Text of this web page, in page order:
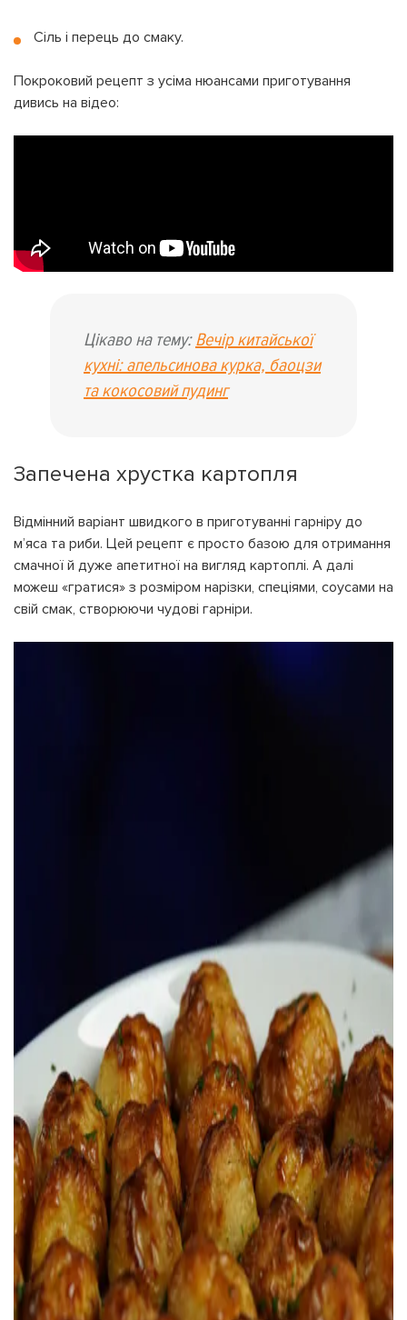
Сіль і перець до смаку.
Покроковий рецепт з усіма нюансами приготування
дивись на відео:
Цікаво на тему: Вечір китайської
кухні: апельсинова курка, баоцзи
та кокосовий пудинг
Запечена хрустка картопля
Відмінний варіант швидкого в приготуванні гарніру до
м’яса та риби. Цей рецепт є просто базою для отримання
смачної й дуже апетитної на вигляд картоплі. А далі
можеш «гратися» з розміром нарізки, спеціями, соусами на
свій смак, створюючи чудові гарніри.